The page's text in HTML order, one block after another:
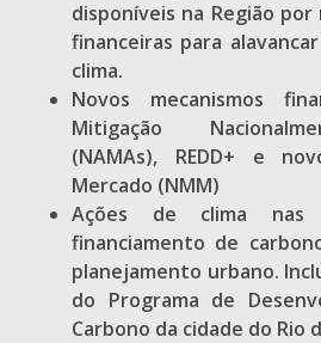
disponíveis na Região
financeiras para
clima.
Novos mecanismos
Mitigação
(NAMAs), REDD+ e
Mercado (NMM)
Ações de clima nas
financiamento de
planejamento urbano.
do Programa de
Carbono da cidade do Rio